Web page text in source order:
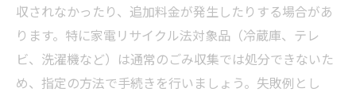
収されなかったり、追加料金が発生したりする場合があ
ります。特に家電リサイクル法対象品（冷蔵庫、テレ
ビ、洗濯機など）は通常のごみ収集では処分できないた
め、指定の方法で手続きを行いましょう。失敗例とし